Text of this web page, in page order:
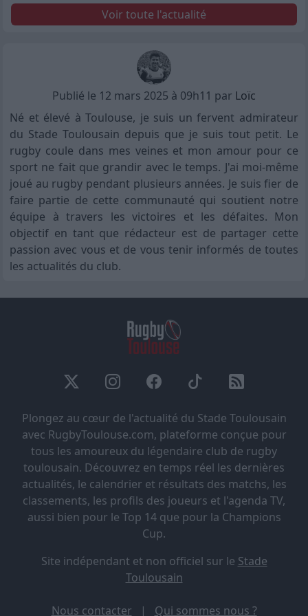
Voir toute l'actualité
Publié le 12 mars 2025 à 09h11 par Loïc
Né et élevé à Toulouse, je suis un fervent admirateur
du Stade Toulousain depuis que je suis tout petit. Le
rugby coule dans mes veines et mon amour pour ce
sport ne fait que grandir avec le temps. J'ai moi-même
joué au rugby pendant plusieurs années. Je suis fier de
faire partie de cette communauté qui soutient notre
équipe à travers les victoires et les défaites. Mon
objectif en tant que rédacteur est de partager cette
passion avec vous et de vous tenir informés de toutes
les actualités du club.
Plongez au cœur de l'actualité du Stade Toulousain
avec RugbyToulouse.com, plateforme conçue pour
tous les amoureux du légendaire club de rugby
toulousain. Découvrez en temps réel les dernières
actualités, le calendrier et résultats des matchs, les
classements, les profils des joueurs et l'agenda TV,
aussi bien pour le Top 14 que pour la Champions
Cup.
Site indépendant et non officiel sur le Stade
Toulousain
Nous contacter | Qui sommes nous ?